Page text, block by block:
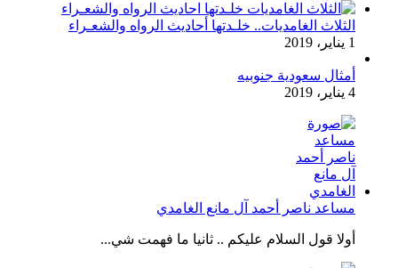
الثلاث الغامديات.. خلـدتها أحاديث الرواه والشعـراء
1 يناير، 2019
أمثال سعودية جنوبيه
4 يناير، 2019
مساعد ناصر أحمد آل مانع الغامدي
أولا قول السلام عليكم .. ثانيا ما فهمت شي...